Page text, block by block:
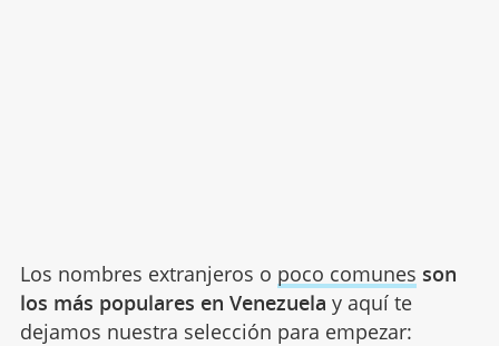
Los nombres extranjeros o poco comunes son
los más populares en Venezuela y aquí te
dejamos nuestra selección para empezar: